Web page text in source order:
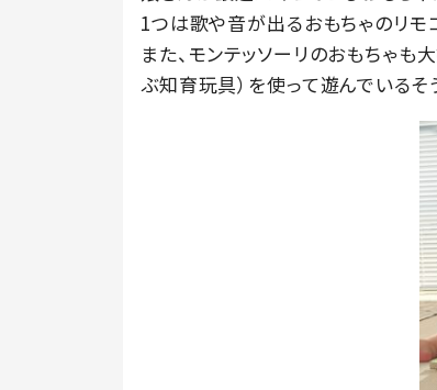
1つは歌や音が出るおもちゃのリモ
また、モンテッソーリのおもちゃも
ぶ知育玩具）を使って遊んでいるそ